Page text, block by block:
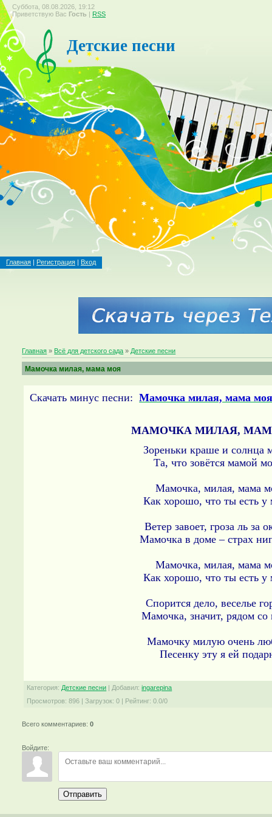
Суббота, 08.08.2026, 19:12
Приветствую Вас Гость | RSS
Детские песни
Главная | Регистрация | Вход
Главная » Всё для детского сада » Детские песни
Мамочка милая, мама моя
Скачать минус песни: Мамочка милая, мама
МАМОЧКА МИЛАЯ,
Зореньки краше и солнца
Та, что зовётся мамой
Мамочка, милая, мама
Как хорошо, что ты есть у
Ветер завоет, гроза ль за
Мамочка в доме – страх
Мамочка, милая, мама
Как хорошо, что ты есть у
Спорится дело, веселье
Мамочка, значит, рядом
Мамочку милую очень
Песенку эту я ей
Категория: Детские песни | Добавил: ingarepina
Просмотров: 896 |Загрузок: 0 | Рейтинг: 0.0/0
Всего комментариев:0
Войдите:
Отправить